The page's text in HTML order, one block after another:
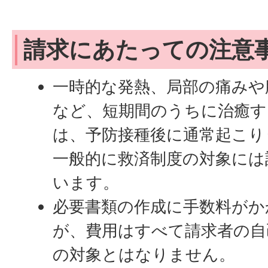
請求にあたっての注意
一時的な発熱、局部の痛み
など、短期間のうちに治癒
は、予防接種後に通常起こ
一般的に救済制度の対象に
います。
必要書類の作成に手数料が
が、費用はすべて請求者の
の対象とはなりません。